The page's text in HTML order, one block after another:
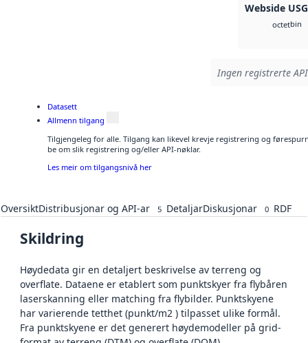
Webside
octetbin
Ingen registrerte
Datasett
Allmenn tilgang
Tilgjengeleg for alle. Tilgang kan likevel krevje registrering og
be om slik registrering og/eller API-nøklar.
Les meir om tilgangsnivå her
OversiktDistribusjonar og API-ar 5 DetaljarDiskusjonar 0 RDF
Skildring
Høydedata gir en detaljert beskrivelse av terreng og
overflate. Dataene er etablert som punktskyer fra flybåren
laserskanning eller matching fra flybilder. Punktskyene
har varierende tetthet (punkt/m2 ) tilpasset ulike formål.
Fra punktskyene er det generert høydemodeller på grid-